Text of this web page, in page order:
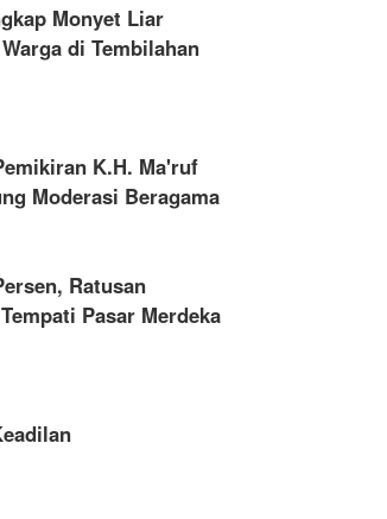
Monyet Liar
di Tembilahan
K.H. Ma'ruf
Moderasi Beragama
Ratusan
Pasar Merdeka